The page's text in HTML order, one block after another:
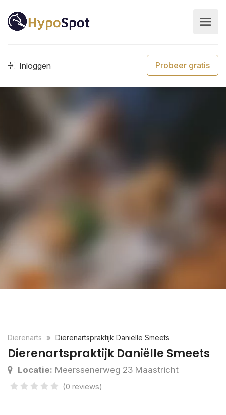
Inloggen Probeer gratis
Dierenarts Dierenartspraktijk Daniëlle Smeets
Dierenartspraktijk Daniëlle Smeets
Locatie: Meerssenerweg 23 Maastricht
(0 reviews)